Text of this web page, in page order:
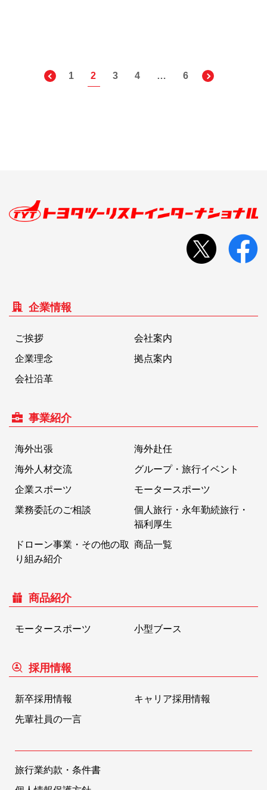
1 2 3 4 … 6
企業情報
ご挨拶
会社案内
企業理念
拠点案内
会社沿革
事業紹介
海外出張
海外赴任
海外人材交流
グループ・旅行イベント
企業スポーツ
モータースポーツ
業務委託のご相談
個人旅行・永年勤続旅行・
福利厚生
ドローン事業・その他の取
り組み紹介
商品一覧
商品紹介
モータースポーツ 小型ブース
採用情報
新卒採用情報
キャリア採用情報
先輩社員の一言
旅行業約款・条件書